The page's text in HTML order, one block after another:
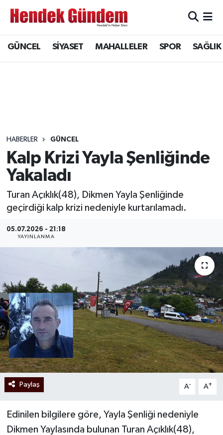
GÜNCEL SİYASET MAHALLELER SPOR SAĞLIK
HABERLER GÜNCEL
Kalp Krizi Yayla Şenliğinde
Yakaladı
Turan Açıklık(48), Dikmen Yayla Şenliğinde
geçirdiği kalp krizi nedeniyle kurtarılamadı.
05.07.2026 - 21:18
YAYINLANMA
Paylaş A- A+
Edinilen bilgilere göre, Yayla Şenliği nedeniyle
Dikmen Yaylasında bulunan Turan Açıklık(48),
Sakarya Hava Durumu
Süper Lig Puan Durumu ve Fikstür
Tüm Manşetler
Son Dakika Haberleri
Haber Arşivi